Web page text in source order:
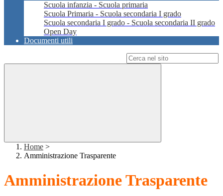
Scuola infanzia - Scuola primaria
Scuola Primaria - Scuola secondaria I grado
Scuola secondaria I grado - Scuola secondaria II grado
Open Day
Documenti utili
Home >
Amministrazione Trasparente
Amministrazione Trasparente